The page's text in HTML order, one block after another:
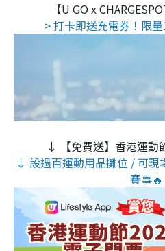
【U GO x
> 打卡即送充電券！限
↓ 【免費送】香港運動
↓ 設過百運動用品攤位 / 可現
賽事